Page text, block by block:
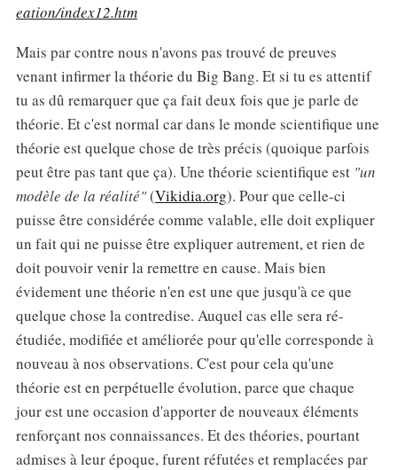
eation/index12.htm
Mais par contre nous n'avons pas trouvé de preuves
venant infirmer la théorie du Big Bang. Et si tu es attentif
tu as dû remarquer que ça fait deux fois que je parle de
théorie. Et c'est normal car dans le monde scientifique une
théorie est quelque chose de très précis (quoique parfois
peut être pas tant que ça). Une théorie scientifique est "un
modèle de la réalité"(Vikidia.org). Pour que celle-ci
puisse être considérée comme valable, elle doit expliquer
un fait qui ne puisse être expliquer autrement, et rien de
doit pouvoir venir la remettre en cause. Mais bien
évidement une théorie n'en est une que jusqu'à ce que
quelque chose la contredise. Auquel cas elle sera ré-
étudiée, modifiée et améliorée pour qu'elle corresponde à
nouveau à nos observations. C'est pour cela qu'une
théorie est en perpétuelle évolution, parce que chaque
jour est une occasion d'apporter de nouveaux éléments
renforçant nos connaissances. Et des théories, pourtant
admises à leur époque, furent réfutées et remplacées par